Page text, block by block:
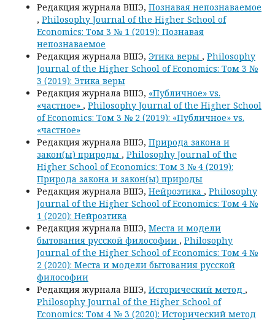
Редакция журнала ВШЭ, Познавая непознаваемое
, Philosophy Journal of the Higher School of
Economics: Том 3 № 1 (2019): Познавая
непознаваемое
Редакция журнала ВШЭ, Этика веры , Philosophy
Journal of the Higher School of Economics: Том 3 №
3 (2019): Этика веры
Редакция журнала ВШЭ, «Публичное» vs.
«частное» , Philosophy Journal of the Higher School
of Economics: Том 3 № 2 (2019): «Публичное» vs.
«частное»
Редакция журнала ВШЭ, Природа закона и
закон(ы) природы , Philosophy Journal of the
Higher School of Economics: Том 3 № 4 (2019):
Природа закона и закон(ы) природы
Редакция журнала ВШЭ, Нейроэтика , Philosophy
Journal of the Higher School of Economics: Том 4 №
1 (2020): Нейроэтика
Редакция журнала ВШЭ, Места и модели
бытования русской философии , Philosophy
Journal of the Higher School of Economics: Том 4 №
2 (2020): Места и модели бытования русской
философии
Редакция журнала ВШЭ, Исторический метод ,
Philosophy Journal of the Higher School of
Economics: Том 4 № 3 (2020): Исторический метод